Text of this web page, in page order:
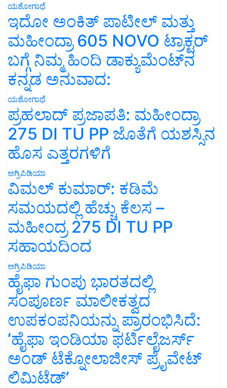
ಯಶೋಗಾಥೆ
ಇದೋ ಅಂಕಿತ್ ಪಾಟೀಲ್ ಮತ್ತು
ಮಹೀಂದ್ರಾ 605 NOVO ಟ್ರಾಕ್ಟರ್
ಬಗ್ಗೆ ನಿಮ್ಮ ಹಿಂದಿ ಡಾಕ್ಯುಮೆಂಟ್‌ನ
ಕನ್ನಡ ಅನುವಾದ:
ಯಶೋಗಾಥೆ
ಪ್ರಹಲಾದ್ ಪ್ರಜಾಪತಿ: ಮಹೀಂದ್ರಾ
275 DI TU PP ಜೊತೆಗೆ ಯಶಸ್ಸಿನ
ಹೊಸ ಎತ್ತರಗಳಿಗೆ
ಅಗ್ರಿಪಿಡಿಯಾ
ವಿಮಲ್ ಕುಮಾರ್: ಕಡಿಮೆ
ಸಮಯದಲ್ಲಿ ಹೆಚ್ಚು ಕೆಲಸ –
ಮಹೀಂದ್ರ 275 DI TU PP
ಸಹಾಯದಿಂದ
ಅಗ್ರಿಪಿಡಿಯಾ
ಹೈಫಾ ಗುಂಪು ಭಾರತದಲ್ಲಿ
ಸಂಪೂರ್ಣ ಮಾಲೀಕತ್ವದ
ಉಪಕಂಪನಿಯನ್ನು ಪ್ರಾರಂಭಿಸಿದೆ:
‘ಹೈಫಾ ಇಂಡಿಯಾ ಫರ್ಟಿಲೈಜರ್ಸ್
ಅಂಡ್ ಟೆಕ್ನೋಲಾಜೀಸ್ ಪ್ರೈವೇಟ್
ಲಿಮಿಟೆಡ್’